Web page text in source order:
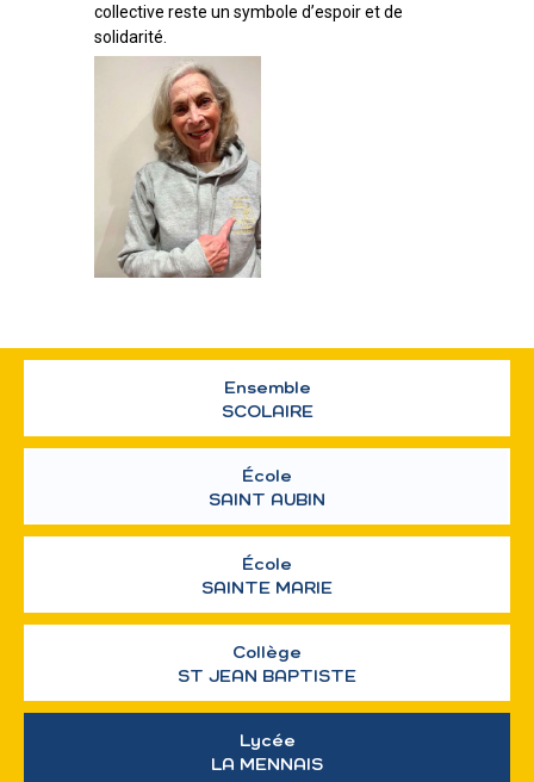
collective reste un symbole d’espoir et de
solidarité.
Ensemble
SCOLAIRE
École
SAINT AUBIN
École
SAINTE MARIE
Collège
ST JEAN BAPTISTE
Lycée
LA MENNAIS